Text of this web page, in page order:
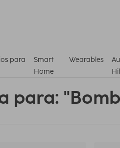
para
Smart
Home
Wearables
para: